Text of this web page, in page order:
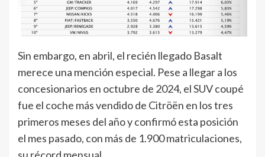
Sin embargo, en abril, el recién llegado Basalt
merece una mención especial. Pese a llegar a los
concesionarios en octubre de 2024, el SUV coupé
fue el coche más vendido de Citröën en los tres
primeros meses del año y confirmó esta posición
el mes pasado, con más de 1.900 matriculaciones,